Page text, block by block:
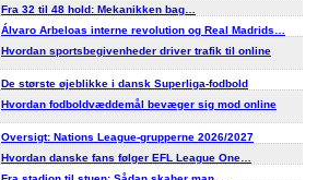
Fra 32 til 48 hold: Mekanikken bag…
Álvaro Arbeloas interne revolution og Real Madrids…
Hvordan sportsbegivenheder driver trafik til online
De største øjeblikke i dansk Superliga-fodbold
Hvordan fodboldvæddemål bevæger sig mod online
Oversigt: Nations League-grupperne 2026/2027
Hvordan danske fans følger EFL League One…